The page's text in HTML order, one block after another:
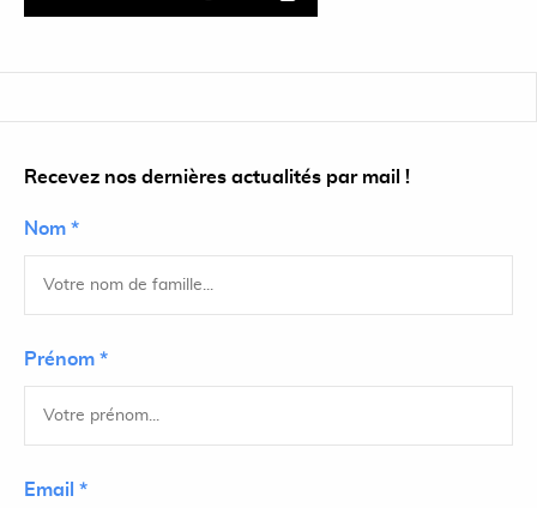
Recevez nos dernières actualités par mail !
Nom *
Prénom *
Email *